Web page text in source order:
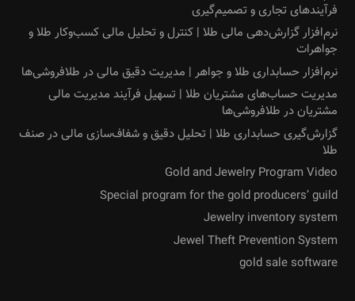
فرآیندهای تجاری و تصمیم‌گیری
نرم‌افزار گزارش‌دهی مالی طلا | کنترل و تحلیل مالی کسب‌وکار طلا و
جواهرات
نرم‌افزار حسابداری طلا و جواهر | مدیریت دقیق مالی در طلافروشی‌ها
مدیریت حساب‌های مشتریان طلا | تسهیل فرآیند مدیریت مالی
مشتریان در طلافروشی‌ها
گزارش‌گیری حسابداری طلا | تحلیل دقیق و شفاف‌سازی مالی در صنف
طلا
Gold and Jewelry Program Video
Special program for the gold producers’ guild
Jewelry inventory system
Jewel Theft Prevention System
gold sale software